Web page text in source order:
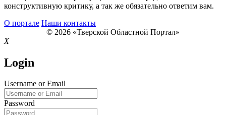
конструктивную критику, а так же обязательно ответим вам.
О портале Наши контакты
© 2026 «Тверской Областной Портал»
X
Login
Username or Email
Password